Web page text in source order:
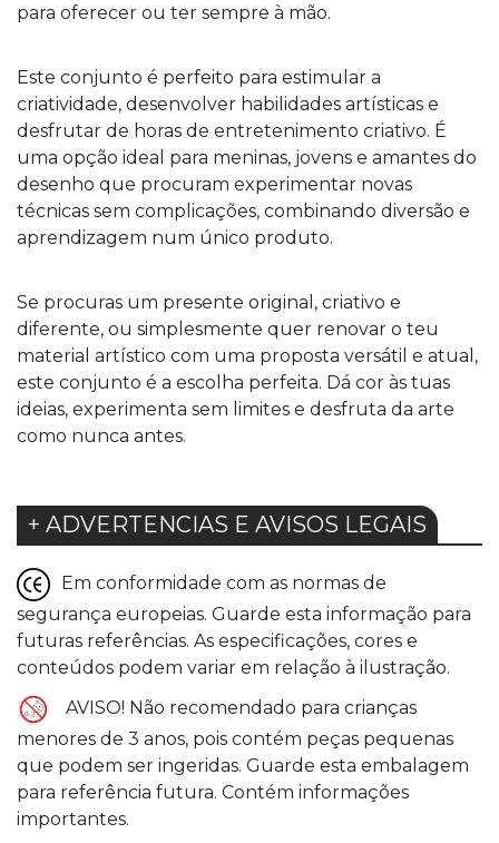
para oferecer ou ter sempre à mão.
Este conjunto é perfeito para estimular a
criatividade, desenvolver habilidades artísticas e
desfrutar de horas de entretenimento criativo. É
uma opção ideal para meninas, jovens e amantes do
desenho que procuram experimentar novas
técnicas sem complicações, combinando diversão e
aprendizagem num único produto.
Se procuras um presente original, criativo e
diferente, ou simplesmente quer renovar o teu
material artístico com uma proposta versátil e atual,
este conjunto é a escolha perfeita. Dá cor às tuas
ideias, experimenta sem limites e desfruta da arte
como nunca antes.
+ ADVERTENCIAS E AVISOS LEGAIS
Em conformidade com as normas de
segurança europeias. Guarde esta informação para
futuras referências. As especificações, cores e
conteúdos podem variar em relação à ilustração.
AVISO! Não recomendado para crianças
menores de 3 anos, pois contém peças pequenas
que podem ser ingeridas. Guarde esta embalagem
para referência futura. Contém informações
importantes.